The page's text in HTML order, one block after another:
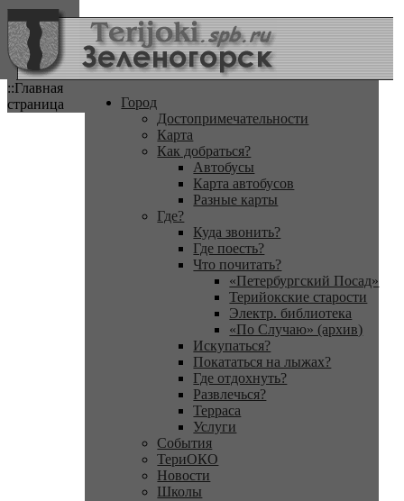
::Главная
страница
Город
Достопримечательности
Карта
Как добраться?
Автобусы
Карта автобусов
Разные карты
Где?
Куда звонить?
Где поесть?
Что почитать?
«Петербургский Посад»
Терийокские старости
Электр. библиотека
«По Случаю» (архив)
Искупаться?
Покататься на лыжах?
Где отдохнуть?
Развлечься?
Терраса
Услуги
События
ТериОКО
Новости
Школы